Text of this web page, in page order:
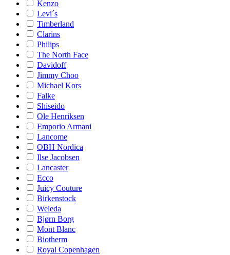
Kenzo
Levi´s
Timberland
Clarins
Philips
The North Face
Davidoff
Jimmy Choo
Michael Kors
Falke
Shiseido
Ole Henriksen
Emporio Armani
Lancome
OBH Nordica
Ilse Jacobsen
Lancaster
Ecco
Juicy Couture
Birkenstock
Weleda
Bjørn Borg
Mont Blanc
Biotherm
Royal Copenhagen